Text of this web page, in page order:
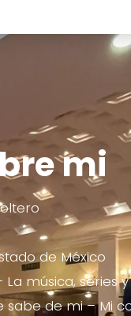
mi
de México
La música, series
sabe de mi – Mi